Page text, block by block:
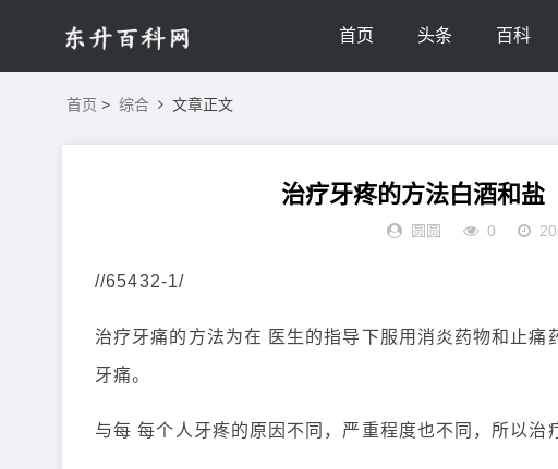
首页 头条 百科
首页 > 综合 文章正文
治疗牙疼的方法白酒和盐
圆圆 0
//65432-1/
治疗牙痛的方法为在 医生的指导下服用消炎药物和止
牙痛。
与每 每个人牙疼的原因不同，严重程度也不同，所以治